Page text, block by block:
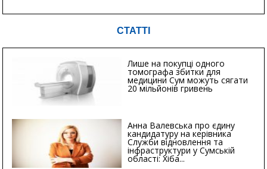
СТАТТІ
Лише на покупці одного
томографа збитки для
медицини Сум можуть сягати
20 мільйонів гривень
Анна Валевська про єдину
кандидатуру на керівника
Служби відновлення та
інфраструктури у Сумській
області: Хіба...